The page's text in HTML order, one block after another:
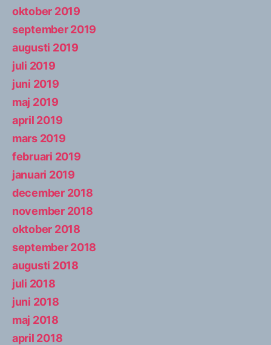
oktober 2019
september 2019
augusti 2019
juli 2019
juni 2019
maj 2019
april 2019
mars 2019
februari 2019
januari 2019
december 2018
november 2018
oktober 2018
september 2018
augusti 2018
juli 2018
juni 2018
maj 2018
april 2018